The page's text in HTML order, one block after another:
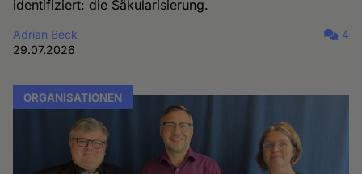
identifiziert: die Säkularisierung.
Adrian Beck
29.07.2026
4
ORGANISATIONEN